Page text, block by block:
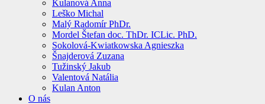
Kulanová Anna
Leško Michal
Malý Radomír PhDr.
Mordel Štefan doc. ThDr. ICLic. PhD.
Sokolová-Kwiatkowska Agnieszka
Šnajderová Zuzana
Tužinský Jakub
Valentová Natália
Kulan Anton
O nás